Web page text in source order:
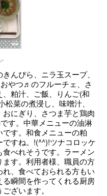
んぴら、ニラ玉スープ、
やつ♬のフルーチェ、さ
粕汁、ご飯、りんご(和
松菜の煮浸し、味噌汁、
おにぎり、さつま芋と鶏肉
す。中華メニューの油淋
す。和食メニューの粕
すね。!(^^)!ツナコロッケ
べれそうです。ラーメン
す。利用者様、職員の方
、食べておられる方もい
瞬間を作ってくれる厨房
ざいます。